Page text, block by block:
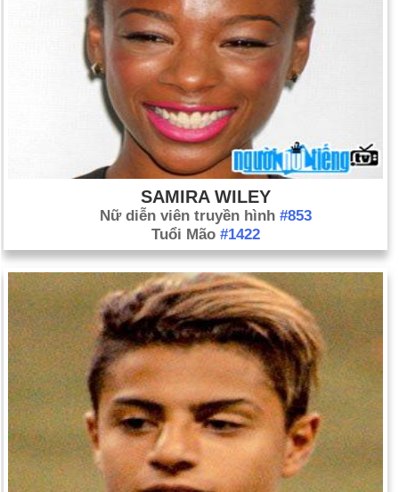
SAMIRA WILEY
Nữ diễn viên truyền hình #853
Tuổi Mão #1422